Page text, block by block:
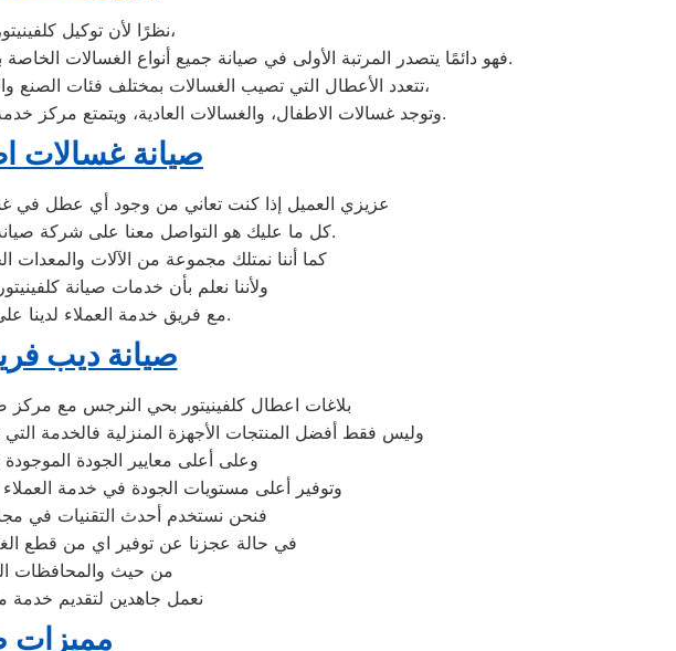
نظرًا لأن توكيل كلفينيتور يدرك جيدًا ما يحتاجه العملاء حي النرجس،
فهو دائمًا يتصدر المرتبة الأولى في صيانة جميع أنواع الغسالات الخاصة بماركة كلفينيتور تحت أيدي أنسب المهندسين، مع مراعاة توفير أفضل خدمات الدعم الفنى.
تتعدد الأعطال التي تصيب الغسالات بمختلف فئات الصنع والنوع من غسالات كلفينيتور اوتوماتيك، واخرى فوق اوتوماتيك، والنصف اتوماتيك،
وتوجد غسالات الاطفال، والغسالات العادية، ويتمتع مركز خدمة العملاء بوجود مهارة وخبرة عالية لافضل خدمة صيانة لعملاء كلفينيتور في مصر.
صيانة غسالات
عزيزي العميل إذا كنت تعاني من وجود أي عطل في
كل ما عليك هو التواصل معنا على شركة صيانة غسالات اطباق كلفينيتور وكيل معتمد لأجهزة كلفينيتور في مصر.
كما أننا نمتلك مجموعة من الآلات
ولأننا نعلم بأن خدمات صيانة
مع فريق خدمة العملاء لدينا على فروعنا كلفينيتور المتوافر على موقعنا الالكتروني.
صيانة ديب
بلاغات اعطال كلفينيتور بحي النرجس مع مركز
وليس فقط أفضل المنتجات الأجهزة المنزلية فالخدمة
وعلى أعلى معايير الجودة
وتوفير أعلى مستويات الجودة في خدمة
فنحن نستخدم أحدث التقنيات في
في حالة عجزنا عن توفير اي من قطع
من حيث والمحافظات
نعمل جاهدين لتقديم خدمة
مميزات